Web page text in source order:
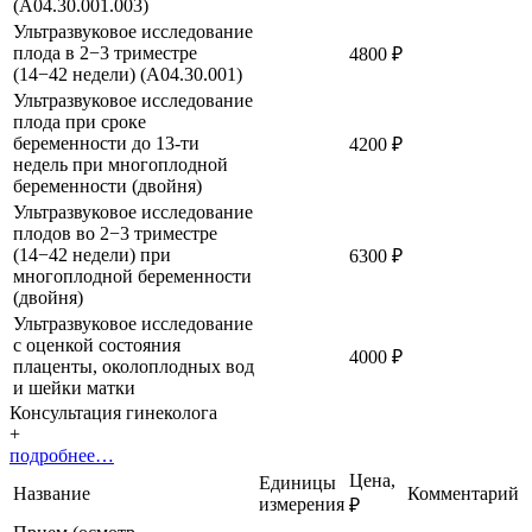
(A04.30.001.003)
Ультразвуковое исследование
плода в 2−3 триместре
(14−42 недели) (A04.30.001)
4800 ₽
Ультразвуковое исследование
плода при сроке
беременности до 13-ти
недель при многоплодной
беременности (двойня)
4200 ₽
Ультразвуковое исследование
плодов во 2−3 триместре
(14−42 недели) при
многоплодной беременности
(двойня)
6300 ₽
Ультразвуковое исследование
с оценкой состояния
плаценты, околоплодных вод
и шейки матки
4000 ₽
Консультация гинеколога
+
подробнее…
Название
Единицы
измерения
Цена,
₽
Комментарий